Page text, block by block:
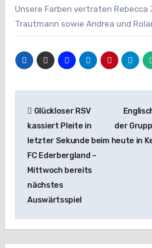
Unsere Farben vertraten Rebecca
Trautmann sowie Andrea und
Glückloser RSV
kassiert Pleite in
letzter Sekunde beim
FC Ederbergland –
Mittwoch bereits
nächstes
Auswärtsspiel
der
heute in